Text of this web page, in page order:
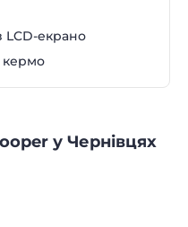
LCD-екрано
кермо
у Чернівцях